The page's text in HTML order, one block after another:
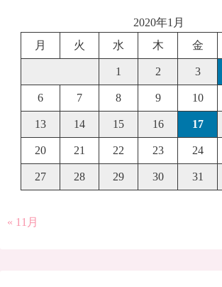
2020年1月
月
火 水 木 金
1 2 3
6 7 8 9 10
13 14 15 16 17
20 21 22 23 24
27 28 29 30 31
« 11月